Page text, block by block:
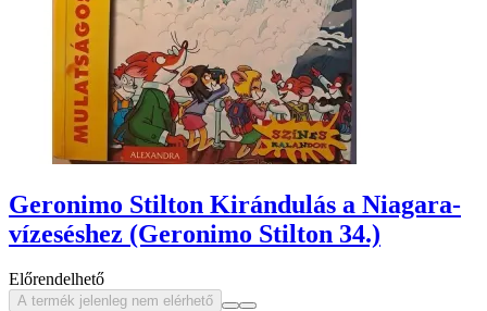
Geronimo Stilton Kirándulás a Niagara-
vízeséshez (Geronimo Stilton 34.)
Előrendelhető
A termék jelenleg nem elérhető